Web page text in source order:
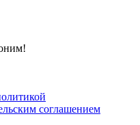
соглашением